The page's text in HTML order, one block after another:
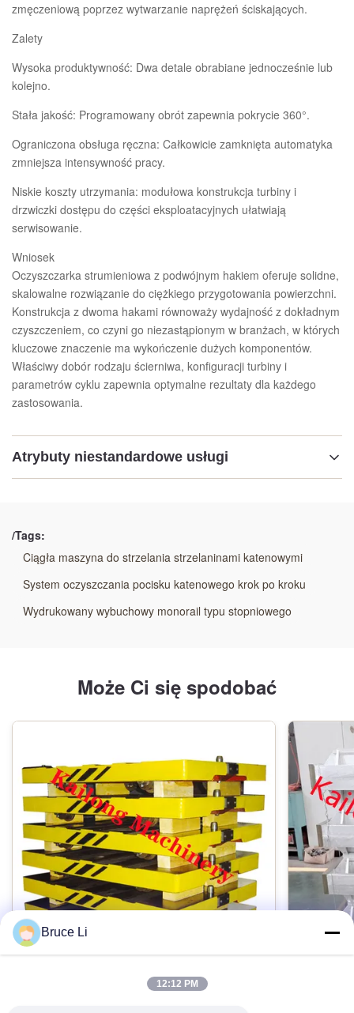
zmęczeniową poprzez wytwarzanie naprężeń ściskających.
Zalety
Wysoka produktywność: Dwa detale obrabiane jednocześnie lub
kolejno.
Stała jakość: Programowany obrót zapewnia pokrycie 360°.
Ograniczona obsługa ręczna: Całkowicie zamknięta automatyka
zmniejsza intensywność pracy.
Niskie koszty utrzymania: modułowa konstrukcja turbiny i
drzwiczki dostępu do części eksploatacyjnych ułatwiają
serwisowanie.
Wniosek
Oczyszczarka strumieniowa z podwójnym hakiem oferuje solidne,
skalowalne rozwiązanie do ciężkiego przygotowania powierzchni.
Konstrukcja z dwoma hakami równoważy wydajność z dokładnym
czyszczeniem, co czyni go niezastąpionym w branżach, w których
kluczowe znaczenie ma wykończenie dużych komponentów.
Właściwy dobór rodzaju ścierniwa, konfiguracji turbiny i
parametrów cyklu zapewnia optymalne rezultaty dla każdego
zastosowania.
Atrybuty niestandardowe usługi
Maszyna do śrutowania typu wieszakowego
/Tags:
Ciągła maszyna do strzelania strzelaninami katenowymi
System oczyszczania pocisku katenowego krok po kroku
Wydrukowany wybuchowy monorail typu stopniowego
Może Ci się spodobać
Bruce Li
12:12 PM